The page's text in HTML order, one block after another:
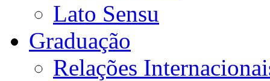
Lato Sensu
Graduação
Relações